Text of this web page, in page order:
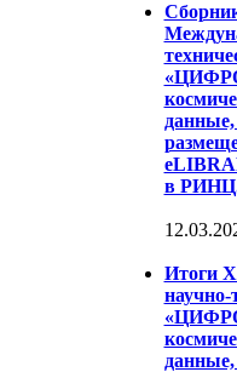
данные,
в
Итоги
научно-
данные,